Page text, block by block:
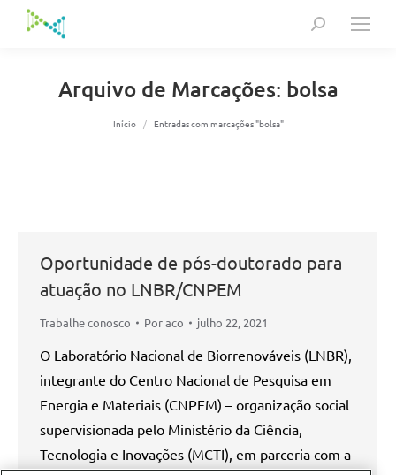
Search:
Arquivo de Marcações: bolsa
Você está aqui:
Início Entradas com marcações "bolsa"
Oportunidade de pós-doutorado para
atuação no LNBR/CNPEM
Trabalhe conosco Poraco julho 22, 2021
O Laboratório Nacional de Biorrenováveis (LNBR),
integrante do Centro Nacional de Pesquisa em
Energia e Materiais (CNPEM) – organização social
supervisionada pelo Ministério da Ciência,
Tecnologia e Inovações (MCTI), em parceria com a